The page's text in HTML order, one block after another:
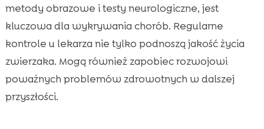
metody obrazowe i testy neurologiczne, jest
kluczowa dla wykrywania chorób. Regularne
kontrole u lekarza nie tylko podnoszą jakość życia
zwierzaka. Mogą również zapobiec rozwojowi
poważnych problemów zdrowotnych w dalszej
przyszłości.